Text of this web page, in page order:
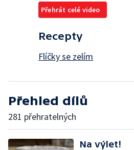
Přehrát celé video
Recepty
Flíčky se zelím
Přehled dílů
281 přehratelných
Na výlet!